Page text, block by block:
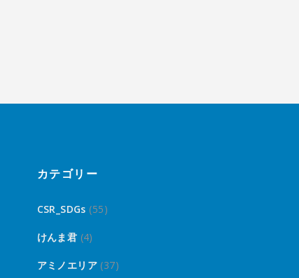
カテゴリー
CSR_SDGs (55)
けんま君 (4)
アミノエリア (37)